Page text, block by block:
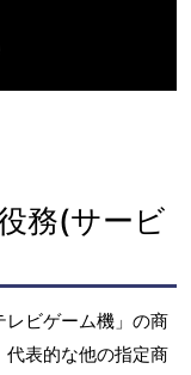
務(サービ
ビゲーム機」の商
表的な他の指定商